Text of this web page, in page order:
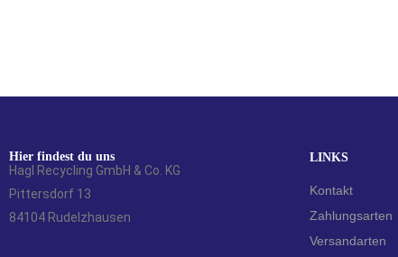
Hier findest du uns
Hagl Recycling GmbH & Co. KG
Pittersdorf 13
84104 Rudelzhausen
LINKS
Kontakt
Zahlungsarten
Versandarten